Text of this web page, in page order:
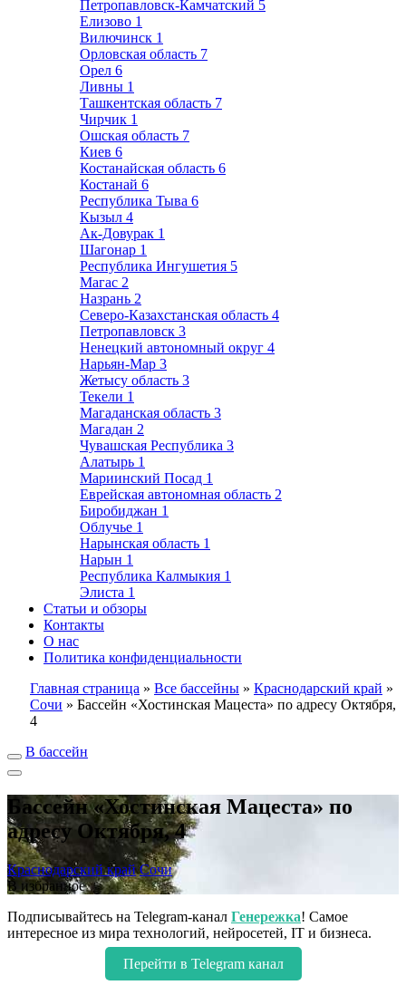
Петропавловск-Камчатский 5
Елизово 1
Вилючинск 1
Орловская область 7
Орел 6
Ливны 1
Ташкентская область 7
Чирчик 1
Ошская область 7
Киев 6
Костанайская область 6
Костанай 6
Республика Тыва 6
Кызыл 4
Ак-Довурак 1
Шагонар 1
Республика Ингушетия 5
Магас 2
Назрань 2
Северо-Казахстанская область 4
Петропавловск 3
Ненецкий автономный округ 4
Нарьян-Мар 3
Жетысу область 3
Текели 1
Магаданская область 3
Магадан 2
Чувашская Республика 3
Алатырь 1
Мариинский Посад 1
Еврейская автономная область 2
Биробиджан 1
Облучье 1
Нарынская область 1
Нарын 1
Республика Калмыкия 1
Элиста 1
Статьи и обзоры
Контакты
О нас
Политика конфиденциальности
Главная страница » Все бассейны » Краснодарский край »
Сочи » Бассейн «Хостинская Мацеста» по адресу Октября,
4
В бассейн
Бассейн «Хостинская Мацеста» по
адресу Октября, 4
Краснодарский край Сочи
В избранное
Подписывайтесь на Telegram-канал Генережка! Самое
интересное из мира технологий, нейросетей, IT и бизнеса.
Перейти в Telegram канал